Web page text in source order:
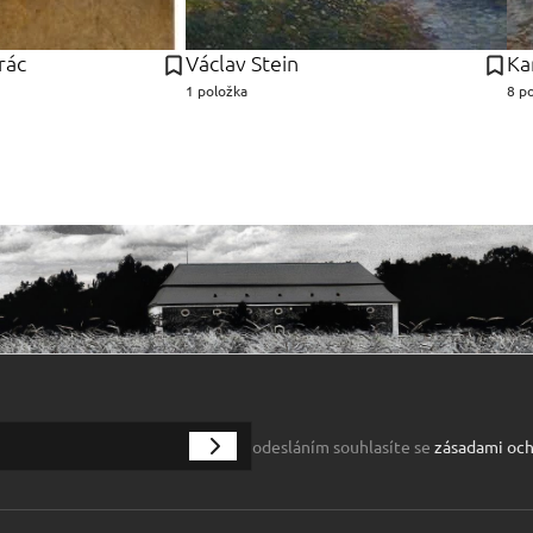
Václav Stein
1 položka 8
odesláním souhlasíte se zásadami